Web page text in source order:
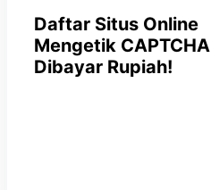
Daftar Situs Online
Mengetik CAPTCHA
Dibayar Rupiah!